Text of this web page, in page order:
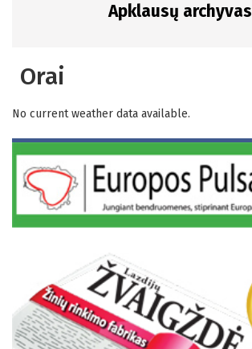
Apklausų archyvas
Orai
No current weather data available.